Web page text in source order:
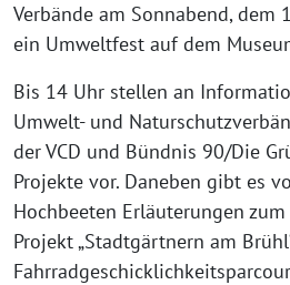
Verbände am Sonnabend, dem
ein Umweltfest auf dem
Bis 14 Uhr stellen an
Umwelt- und
der VCD und Bündnis 90/Die
Projekte vor. Daneben gibt es
Hochbeeten Erläuterungen
Projekt „Stadtgärtnern am